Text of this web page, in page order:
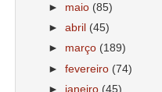
► maio (85)
►abril (45)
► março (189)
►fevereiro (74)
► janeiro (45)